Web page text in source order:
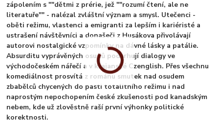
zápolením s ""dětmi z prérie, jež ""rozumí čtení, ale ne
literatuře"" - nalézal zvláštní význam a smysl. Utečenci -
oběti režimu, vlastenci a emigranti za lepším i kariéristé a
ustrašení návštěvníci a donašeči z Husákova přivolávají
autorovi nostalgické vzpomínky na dávné lásky a patálie.
Absurditu vyprávěných osudů podtrhují dialogy ve
východočeském nářečí a v krajanské Czenglish. Přes všechnu
komediálnost prosvítá z románu smutek nad osudem
zbabělců chycených do pasti totalitního režimu i nad
naprostým nepochopením české zkušenosti pod kanadským
nebem, kde už zlověstně raší první výhonky politické
korektnosti.